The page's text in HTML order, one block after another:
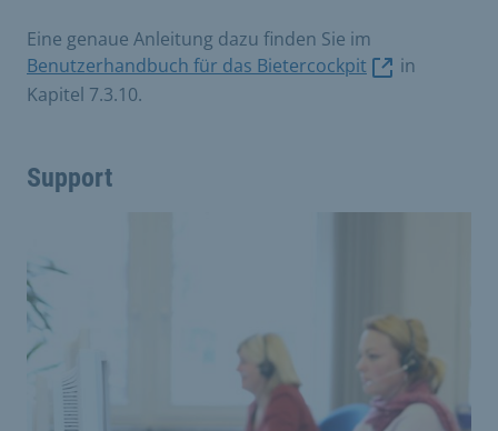
Eine genaue Anleitung dazu finden Sie im
Benutzerhandbuch für das Bietercockpit
in
Kapitel 7.3.10.
Support